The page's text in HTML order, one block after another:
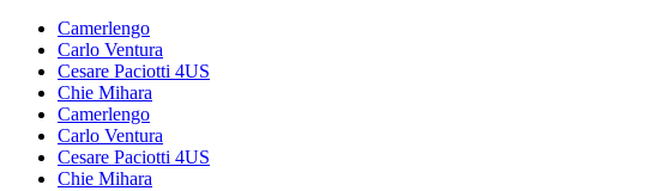
Camerlengo
Carlo Ventura
Cesare Paciotti 4US
Chie Mihara
Camerlengo
Carlo Ventura
Cesare Paciotti 4US
Chie Mihara